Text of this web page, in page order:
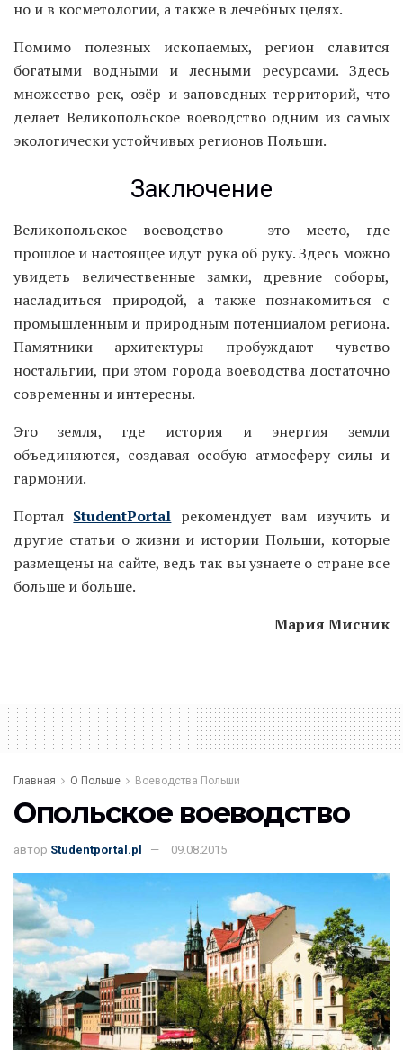
но и в косметологии, а также в лечебных целях.
Помимо полезных ископаемых, регион славится
богатыми водными и лесными ресурсами. Здесь
множество рек, озёр и заповедных территорий, что
делает Великопольское воеводство одним из самых
экологически устойчивых регионов Польши.
Заключение
Великопольское воеводство — это место, где
прошлое и настоящее идут рука об руку. Здесь можно
увидеть величественные замки, древние соборы,
насладиться природой, а также познакомиться с
промышленным и природным потенциалом региона.
Памятники архитектуры пробуждают чувство
ностальгии, при этом города воеводства достаточно
современны и интересны.
Это земля, где история и энергия земли
объединяются, создавая особую атмосферу силы и
гармонии.
Портал StudentPortal рекомендует вам изучить и
другие статьи о жизни и истории Польши, которые
размещены на сайте, ведь так вы узнаете о стране все
больше и больше.
Мария Мисник
Главная О Польше Воеводства Польши
Опольское воеводство
автор Studentportal.pl 09.08.2015